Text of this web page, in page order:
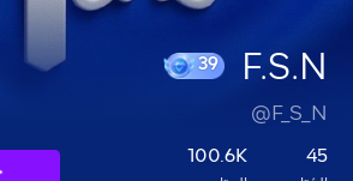
F.S.N
@F_S_N
45
100.6K